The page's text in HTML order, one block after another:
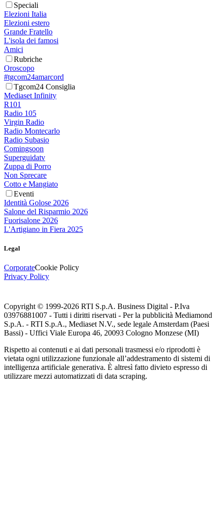
Speciali
Elezioni Italia
Elezioni estero
Grande Fratello
L'isola dei famosi
Amici
Rubriche
Oroscopo
#tgcom24amarcord
Tgcom24 Consiglia
Mediaset Infinity
R101
Radio 105
Virgin Radio
Radio Montecarlo
Radio Subasio
Comingsoon
Superguidatv
Zuppa di Porro
Non Sprecare
Cotto e Mangiato
Eventi
Identità Golose 2026
Salone del Risparmio 2026
Fuorisalone 2026
L'Artigiano in Fiera 2025
Legal
CorporateCookie Policy
Privacy Policy
Copyright © 1999-2026 RTI S.p.A. Business Digital - P.Iva
03976881007 - Tutti i diritti riservati - Per la pubblicità Mediamond
S.p.A. - RTI S.p.A., Mediaset N.V., sede legale Amsterdam (Paesi
Bassi) - Uffici Viale Europa 46, 20093 Cologno Monzese (MI)
Rispetto ai contenuti e ai dati personali trasmessi e/o riprodotti è
vietata ogni utilizzazione funzionale all’addestramento di sistemi di
intelligenza artificiale generativa. È altresì fatto divieto espresso di
utilizzare mezzi automatizzati di data scraping.